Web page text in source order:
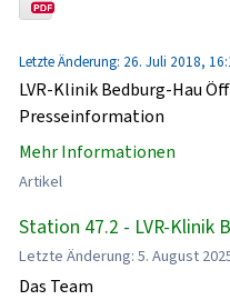
Letzte Änderung: 26. Juli 2018,
LVR-Klinik Bedburg-Hau
Presseinformation
Mehr Informationen
Artikel
Station 47.2 - LVR-Klinik
Letzte Änderung: 5. August
Das Team